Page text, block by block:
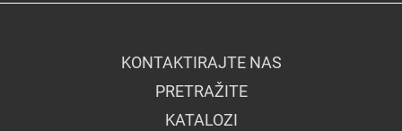
KONTAKTIRAJTE NAS
PRETRAŽITE
KATALOZI